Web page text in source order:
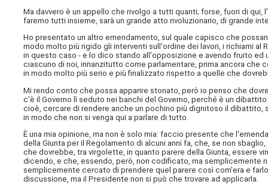
Ma davvero è un appello che rivolgo a tutti quanti; forse, fuori di
faremo tutti insieme, sarà un grande atto rivoluzionario, di grande
Ho presentato un altro emendamento, sul quale capisco che
modo molto più rigido gli interventi sull'ordine dei lavori, i richiami
in questo caso - e lo dico stando all'opposizione e avendo fruito
ciascuno di noi, innanzitutto come parlamentare, prima ancora che
in modo molto più serio e più finalizzato rispetto a quelle che
Mi rendo conto che possa apparire stonato, però io penso che
c'è il Governo lì seduto nei banchi del Governo, perché è un
cioè, cercare di rendere anche un pochino più dignitoso il
in modo che non si venga qui a parlare di tutto.
È una mia opinione, ma non è solo mia: faccio presente che
della Giunta per il Regolamento di alcuni anni fa, che, se non
che dovrebbe, tra virgolette, in quanto parere della Giunta, essere
dicendo, e che, essendo, però, non codificato, ma semplicemente
semplicemente cercato di prendere quel parere così com'era e
discussione, ma il Presidente non si può che trovare ad applicarla.